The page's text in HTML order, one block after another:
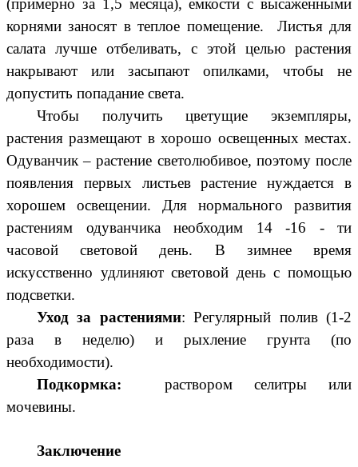
(примерно за 1,5 месяца), емкости с высаженными
корнями заносят в теплое помещение. Листья для
салата лучше отбеливать, с этой целью растения
накрывают или засыпают опилками, чтобы не
допустить попадание света.
Чтобы получить цветущие экземпляры,
растения размещают в хорошо освещенных местах.
Одуванчик – растение светолюбивое, поэтому после
появления первых листьев растение нуждается в
хорошем освещении. Для нормального развития
растениям одуванчика необходим 14 -16 - ти
часовой световой день. В зимнее время
искусственно удлиняют световой день с помощью
подсветки.
Уход за растениями: Регулярный полив (1-2
раза в неделю) и рыхление грунта (по
необходимости).
Подкормка:
раствором селитры или
мочевины.
Заключение